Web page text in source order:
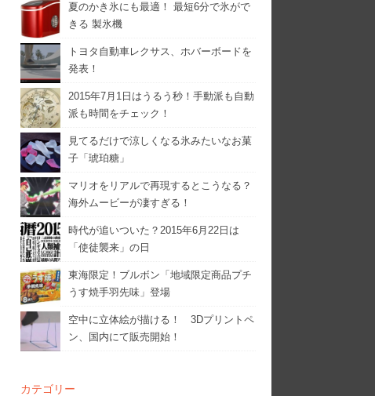
夏のかき氷にも最適！ 最短6分で氷がで
きる 製氷機
トヨタ自動車レクサス、ホバーボードを
発表！
2015年7月1日はうるう秒！手動派も自動
派も時間をチェック！
見てるだけで涼しくなる氷みたいなお菓
子「琥珀糖」
マリオをリアルで再現するとこうなる？
海外ムービーが凄すぎる！
時代が追いついた？2015年6月22日は
「使徒襲来」の日
東海限定！ブルボン「地域限定商品プチ
うす焼手羽先味」登場
空中に立体絵が描ける！ 3Dプリントペ
ン、国内にて販売開始！
カテゴリー